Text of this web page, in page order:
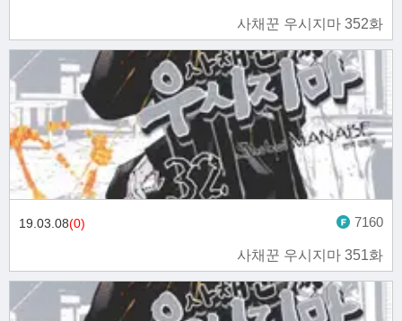
사채꾼 우시지마 352화
사채꾼 우시지마 351화
19.03.08(0) 7160